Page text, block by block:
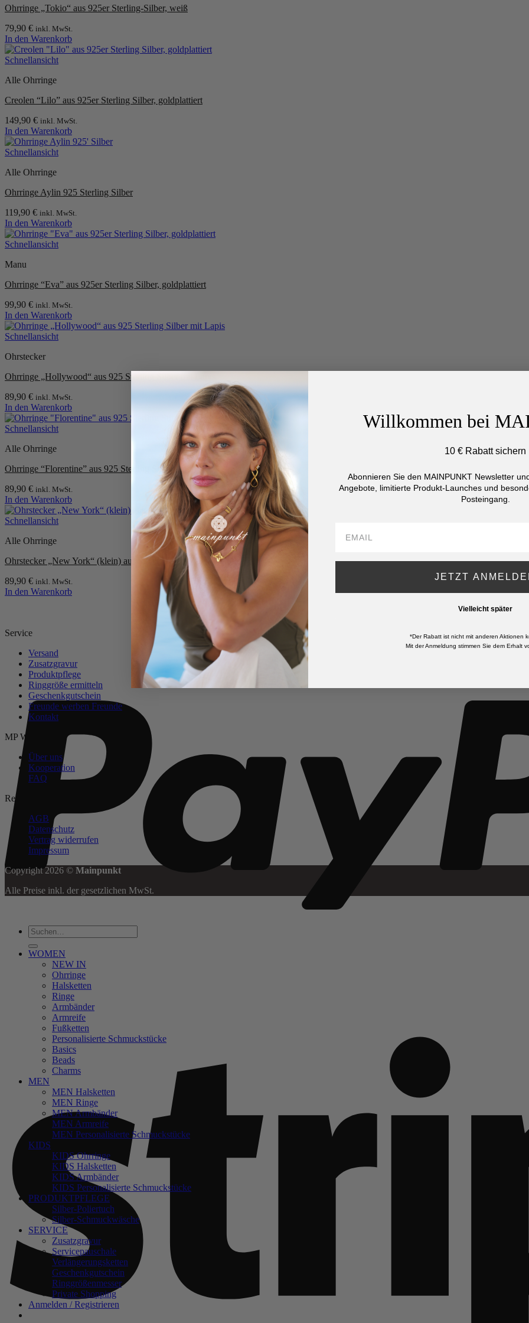
Ohrringe „Tokio“ aus 925er Sterling-Silber, weiß
79,90 € inkl. MwSt.
In den Warenkorb
Schnellansicht
Alle Ohrringe
Creolen “Lilo” aus 925er Sterling Silber, goldplattiert
149,90 € inkl. MwSt.
In den Warenkorb
Schnellansicht
Alle Ohrringe
Ohrringe Aylin 925 Sterling Silber
119,90 € inkl. MwSt.
In den Warenkorb
Schnellansicht
Manu
Ohrringe “Eva” aus 925er Sterling Silber, goldplattiert
99,90 € inkl. MwSt.
In den Warenkorb
Schnellansicht
Ohrstecker
Ohrringe „Hollywood“ aus 925 Sterling Silber mit Lapis
89,90 € inkl. MwSt.
In den Warenkorb
Schnellansicht
Alle Ohrringe
Ohrringe “Florentine” aus 925 Sterling Silber, gebürstet
89,90 € inkl. MwSt.
In den Warenkorb
Schnellansicht
Alle Ohrringe
Ohrstecker „New York“ (klein) aus 925er Sterling Silber mit Perlmutt
89,90 € inkl. MwSt.
In den Warenkorb
Service
Versand
Zusatzgravur
Produktpflege
Ringgröße ermitteln
Geschenkgutschein
Freunde werben Freunde
Kontakt
MP Welt
Über uns
Kooperation
FAQ
Rechtliches
AGB
Datenschutz
Vertrag widerrufen
Impressum
Copyright 2026 © Mainpunkt
Alle Preise inkl. der gesetzlichen MwSt.
Suchen
nach:
WOMEN
NEW IN
Ohrringe
Halsketten
Ringe
Armbänder
Armreife
Fußketten
Personalisierte Schmuckstücke
Basics
Beads
Charms
MEN
MEN Halsketten
MEN Ringe
MEN Armbänder
MEN Armreife
MEN Personalisierte Schmuckstücke
KIDS
KIDS Ohrringe
KIDS Halsketten
KIDS Armbänder
KIDS Personalisierte Schmuckstücke
PRODUKTPFLEGE
Silber-Poliertuch
Silber-Schmuckwäsche
SERVICE
Zusatzgravur
Servicepauschale
Verlängerungsketten
Geschenkgutschein
Ringgrößenmesser
Private Shopping
Anmelden / Registrieren
Willkommen bei
10 € Rabatt sichern
Abonnieren Sie den MAINPUNKT Newsletter
Angebote, limitierte Produkt-Launches und
Posteingang.
JETZT
Vielleicht später
*Der Rabatt ist nicht mit anderen Aktionen
Mit der Anmeldung stimmen Sie dem Erhalt